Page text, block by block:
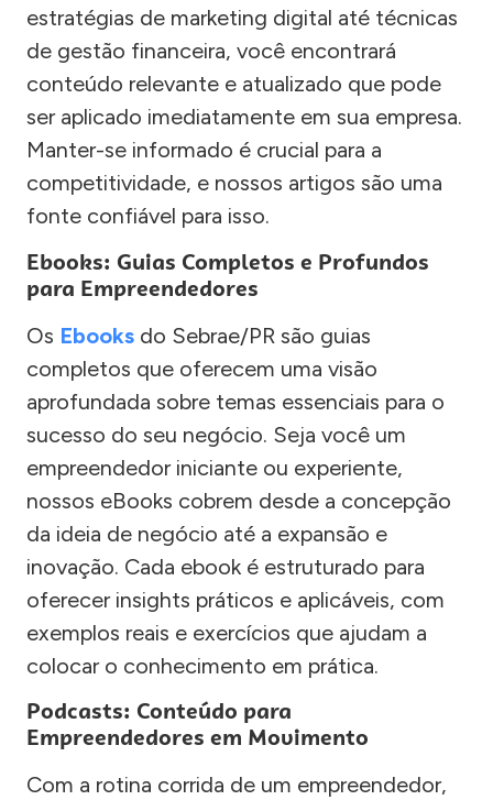
estratégias de marketing digital até técnicas
de gestão financeira, você encontrará
conteúdo relevante e atualizado que pode
ser aplicado imediatamente em sua empresa.
Manter-se informado é crucial para a
competitividade, e nossos artigos são uma
fonte confiável para isso.
Ebooks: Guias Completos e Profundos
para Empreendedores
Os Ebooks do Sebrae/PR são guias
completos que oferecem uma visão
aprofundada sobre temas essenciais para o
sucesso do seu negócio. Seja você um
empreendedor iniciante ou experiente,
nossos eBooks cobrem desde a concepção
da ideia de negócio até a expansão e
inovação. Cada ebook é estruturado para
oferecer insights práticos e aplicáveis, com
exemplos reais e exercícios que ajudam a
colocar o conhecimento em prática.
Podcasts: Conteúdo para
Empreendedores em Movimento
Com a rotina corrida de um empreendedor,